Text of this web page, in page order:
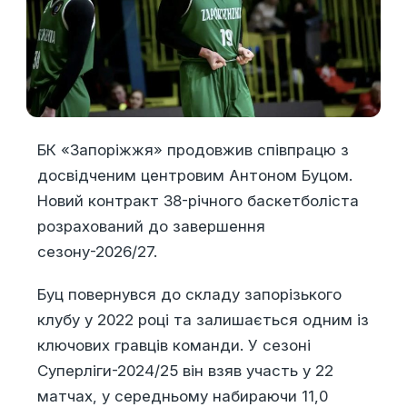
БК «Запоріжжя» продовжив співпрацю з
досвідченим центровим Антоном Буцом.
Новий контракт 38-річного баскетболіста
розрахований до завершення
сезону-2026/27.
Буц повернувся до складу запорізького
клубу у 2022 році та залишається одним із
ключових гравців команди. У сезоні
Суперліги-2024/25 він взяв участь у 22
матчах, у середньому набираючи 11,0